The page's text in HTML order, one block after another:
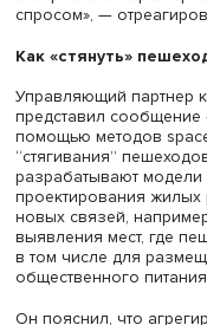
Докладчик выделил
гипотетические
Далее изучается
анализируются
дорожной сети или
одного
разных МВН, и для
применяется
пассажиров с
вариантов